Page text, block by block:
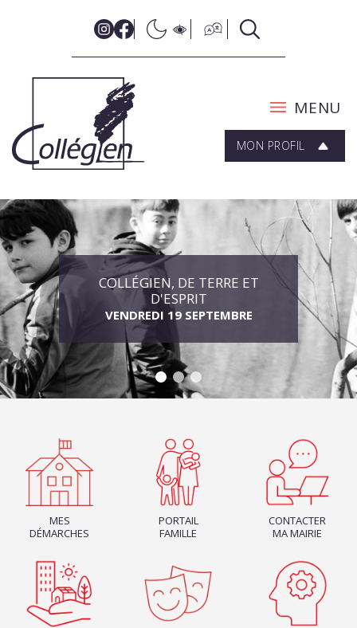
MENU
MON PROFIL
COLLÉGIEN, DE TERRE ET
D'ESPRIT
VENDREDI 19 SEPTEMBRE
MES
DÉMARCHES
PORTAIL
FAMILLE
CONTACTER
MA MAIRIE